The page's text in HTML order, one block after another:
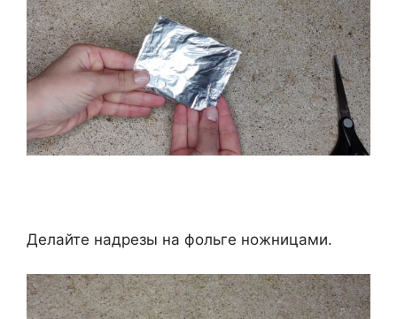
Делайте надрезы на фольге ножницами.